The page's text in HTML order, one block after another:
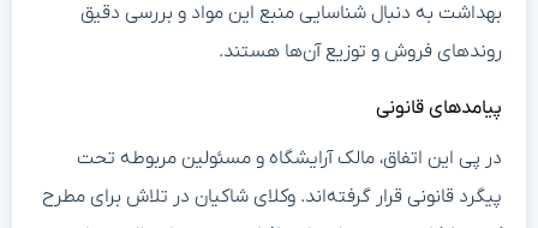
بهداشت به دنبال شناسایی منبع این مواد و بررسی دقیق
روندهای فروش و توزیع آن‌ها هستند.
پیامدهای قانونی
در پی این اتفاق، مالک آرایشگاه و مسئولین مربوطه تحت
پیگرد قانونی قرار گرفته‌اند. وکلای شاکیان در تلاش برای مطرح